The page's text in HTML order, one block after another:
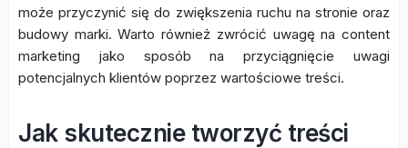
może przyczynić się do zwiększenia ruchu na stronie oraz
budowy marki. Warto również zwrócić uwagę na content
marketing jako sposób na przyciągnięcie uwagi
potencjalnych klientów poprzez wartościowe treści.
Jak skutecznie tworzyć treści